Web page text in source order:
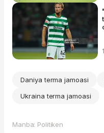
Daniya terma jamoasi
Ukraina terma jamoasi
Manba: Politiken